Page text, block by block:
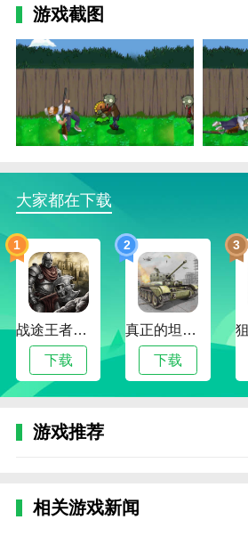
而且每一个都很狡猾，有的还会装
戴夫大战僵尸官方游戏评论
戴夫大战僵尸是一款具有挑战性和
其丰富的任务、多样的关卡、精
效，都为玩家带来了极致的游戏体
欢射击游戏或者和朋友一起冒险挑
尸绝对值得一试。
本网站为您提供戴夫大战僵尸正
站。这个网站是你下载安卓手机
游戏截图
大家都在下载
1
战途王者最新版
下载
2
真正的坦克大战
下载
3
游戏推荐
相关游戏新闻